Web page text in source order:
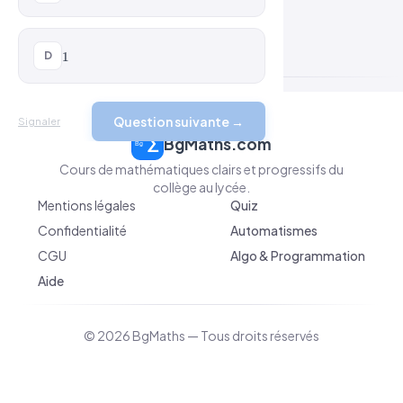
D 11
Signaler Question suivante →
BgMaths.com
Cours de mathématiques clairs et progressifs du
collège au lycée.
Mentions légales
Quiz
Confidentialité
Automatismes
CGU
Algo & Programmation
Aide
© 2026 BgMaths — Tous droits réservés